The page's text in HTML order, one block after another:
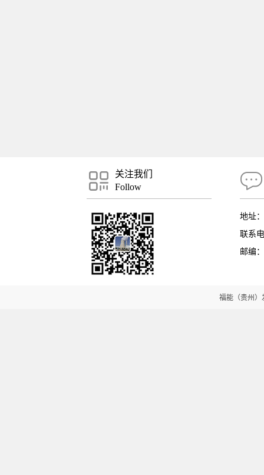
关注我们
Follow
地址
联系
邮编
福能（贵州）